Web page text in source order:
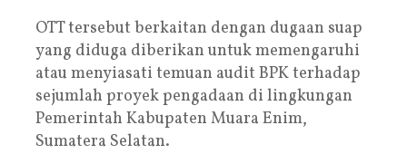
OTT tersebut berkaitan dengan dugaan suap
yang diduga diberikan untuk memengaruhi
atau menyiasati temuan audit BPK terhadap
sejumlah proyek pengadaan di lingkungan
Pemerintah Kabupaten Muara Enim,
Sumatera Selatan.